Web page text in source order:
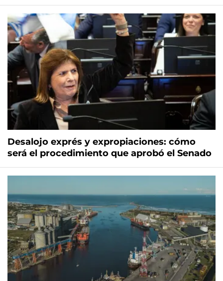
Desalojo exprés y expropiaciones: cómo
será el procedimiento que aprobó el Senado